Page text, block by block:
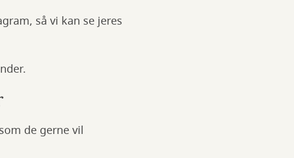
så vi kan se jeres
de gerne vil